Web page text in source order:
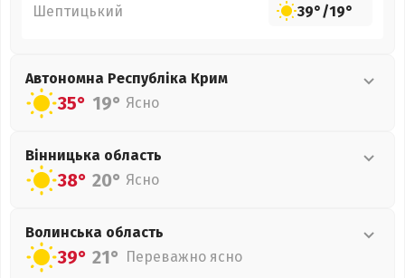
Шептицький 39°/19°
Автономна Республіка Крим
35° 19° Ясно
Вінницька область
38° 20° Ясно
Волинська область
39° 21° Переважно ясно